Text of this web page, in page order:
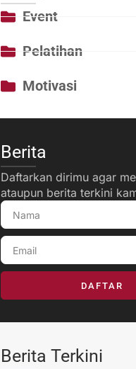
Event
Pelatihan
Motivasi
Berita
Daftarkan dirimu agar
ataupun berita terkini
DAFTAR
Berita Terkini